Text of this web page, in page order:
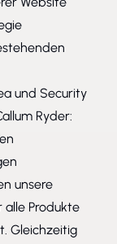
und Security
Ryder:
unsere
alle Produkte
Gleichzeitig